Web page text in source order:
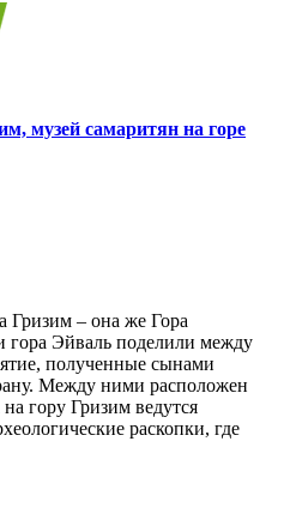
музей самаритян на горе
Гризим – она же Гора
гора Эйваль поделили между
полученные сынами
Между ними расположен
гору Гризим ведутся
раскопки, где